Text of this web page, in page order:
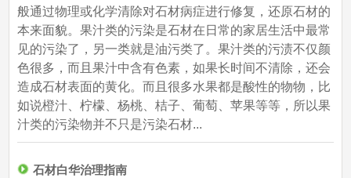
般通过物理或化学清除对石材病症进行修复，还原石材的
本来面貌。果汁类的污染是石材在日常的家居生活中最常
见的污染了，另一类就是油污类了。果汁类的污渍不仅颜
色很多，而且果汁中含有色素，如果长时间不清除，还会
造成石材表面的黄化。而且很多水果都是酸性的物物，比
如说橙汁、柠檬、杨桃、桔子、葡萄、苹果等等，所以果
汁类的污染物并不只是污染石材...
石材白华治理指南